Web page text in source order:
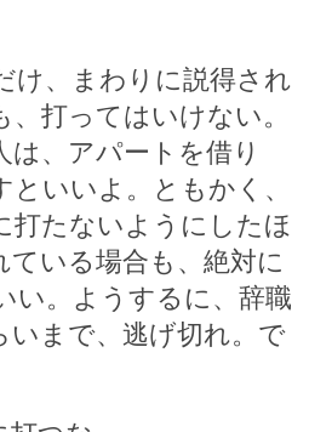
け、まわりに説得され
打ってはいけない。
、アパートを借り
いいよ。ともかく、
打たないようにしたほ
いる場合も、絶対に
い。ようするに、辞職
いまで、逃げ切れ。で